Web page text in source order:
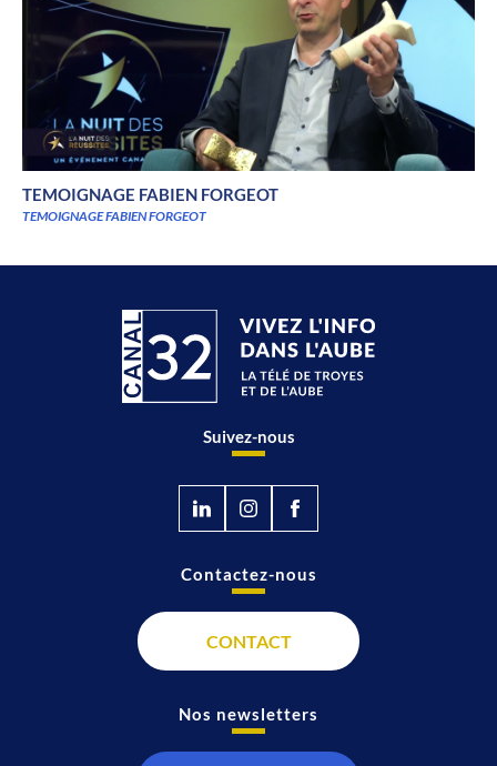
TEMOIGNAGE FABIEN FORGEOT
TEMOIGNAGE FABIEN FORGEOT
Suivez-nous
Contactez-nous
CONTACT
Nos newsletters